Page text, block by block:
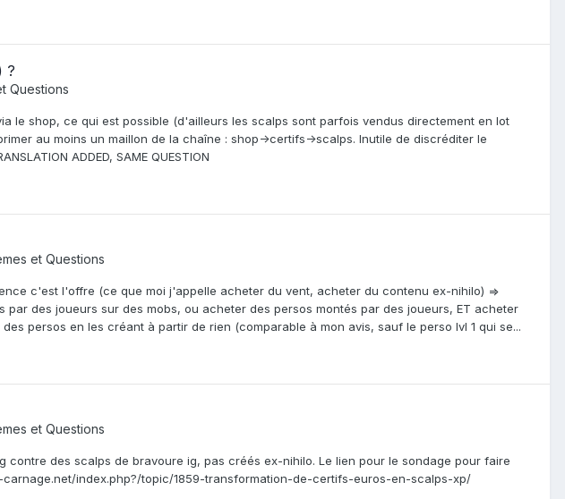
?
Questions
le shop, ce qui est possible (d'ailleurs les scalps sont parfois vendus directement en lot
au moins un maillon de la chaîne : shop->certifs->scalps. Inutile de discréditer le
ADDED, SAME QUESTION
et Questions
c'est l'offre (ce que moi j'appelle acheter du vent, acheter du contenu ex-nihilo) =>
des joueurs sur des mobs, ou acheter des persos montés par des joueurs, ET acheter
persos en les créant à partir de rien (comparable à mon avis, sauf le perso lvl 1 qui se...
et Questions
contre des scalps de bravoure ig, pas créés ex-nihilo. Le lien pour le sondage pour faire
index.php?/topic/1859-transformation-de-certifs-euros-en-scalps-xp/